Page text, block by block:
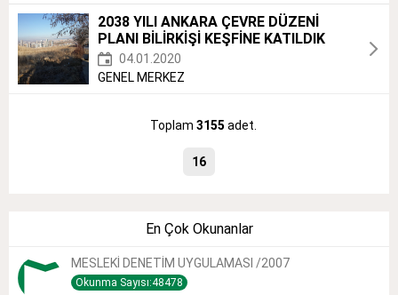
2038 YILI ANKARA ÇEVRE DÜZENİ
PLANI BİLİRKİŞİ KEŞFİNE KATILDIK
04.01.2020
GENEL MERKEZ
Toplam 3155 adet.
16
En Çok Okunanlar
MESLEKİ DENETİM UYGULAMASI /2007
Okunma Sayısı:48478